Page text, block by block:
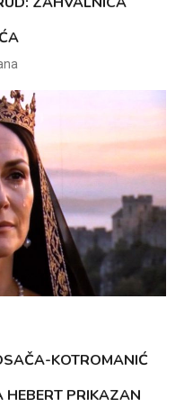
KOTROMANIĆ
HEBERT PRIKAZAN